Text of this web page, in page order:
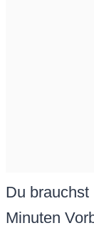
Du
Minuten